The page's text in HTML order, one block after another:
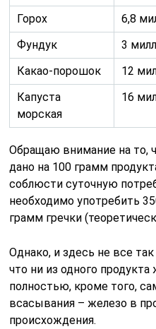
Горох
6,8
Фундук
3
Какао-порошок
12
Капуста
морская
16
Обращаю внимание на то,
дано на 100 грамм
соблюсти суточную
необходимо употребить
грамм гречки
Однако, и здесь не все
что ни из одного
полностью, кроме того,
всасывания – железо в
происхождения.